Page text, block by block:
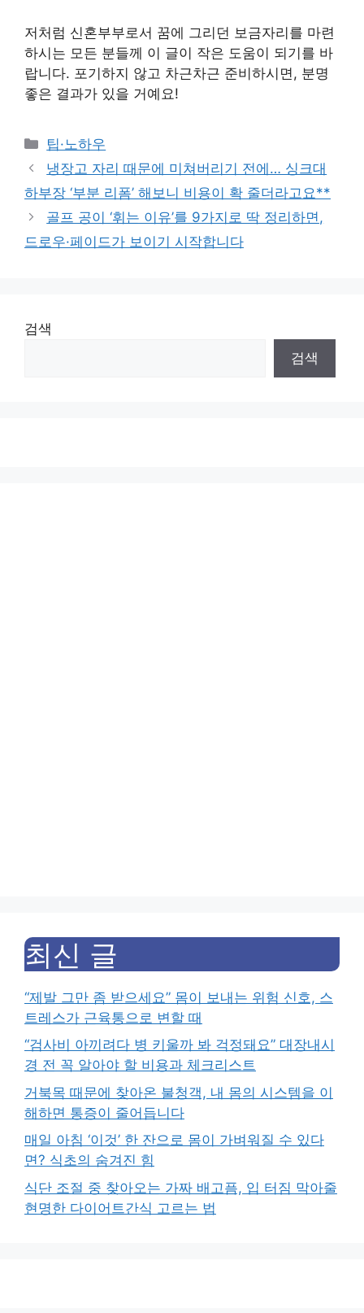
저처럼 신혼부부로서 꿈에 그리던 보금자리를 마련
하시는 모든 분들께 이 글이 작은 도움이 되기를 바
랍니다. 포기하지 않고 차근차근 준비하시면, 분명
좋은 결과가 있을 거예요!
Categories
팁·노하우
냉장고 자리 때문에 미쳐버리기 전에… 싱크대
하부장 ‘부분 리폼’ 해보니 비용이 확 줄더라고요**
골프 공이 ‘휘는 이유’를 9가지로 딱 정리하면,
드로우·페이드가 보이기 시작합니다
검색
검색
최신 글
“제발 그만 좀 받으세요” 몸이 보내는 위험 신호, 스
트레스가 근육통으로 변할 때
“검사비 아끼려다 병 키울까 봐 걱정돼요” 대장내시
경 전 꼭 알아야 할 비용과 체크리스트
거북목 때문에 찾아온 불청객, 내 몸의 시스템을 이
해하면 통증이 줄어듭니다
매일 아침 ‘이것’ 한 잔으로 몸이 가벼워질 수 있다
면? 식초의 숨겨진 힘
식단 조절 중 찾아오는 가짜 배고픔, 입 터짐 막아줄
현명한 다이어트간식 고르는 법